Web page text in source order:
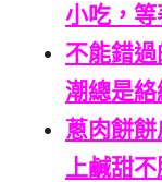
小吃，
不能錯
潮總是
蔥肉餅
上鹹甜